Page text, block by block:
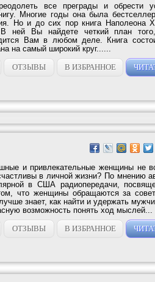
все преграды и обрести
Многие годы она была
Но и до сих пор книга Наполеона
В ней Вы найдете четкий план
Вам в любом деле. Книга
на самый широкий круг......
ОТЗЫВЫ В ИЗБРАННОЕ
и привлекательные женщины не
в личной жизни? По мнению
в США радиопередачи,
что женщины обращаются за
знает, как найти и удержать
возможность понять ход мыслей...
ОТЗЫВЫ В ИЗБРАННОЕ